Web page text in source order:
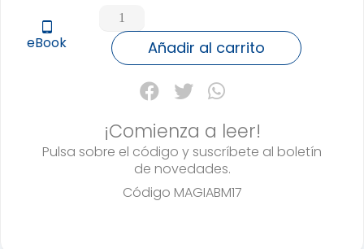
eBook
MAGIA
LA
BRUJA
MODERNA,
Añadir al carrito
¡Comienza a leer!
Pulsa sobre el código y suscríbete al boletín
de novedades.
Código MAGIABM17